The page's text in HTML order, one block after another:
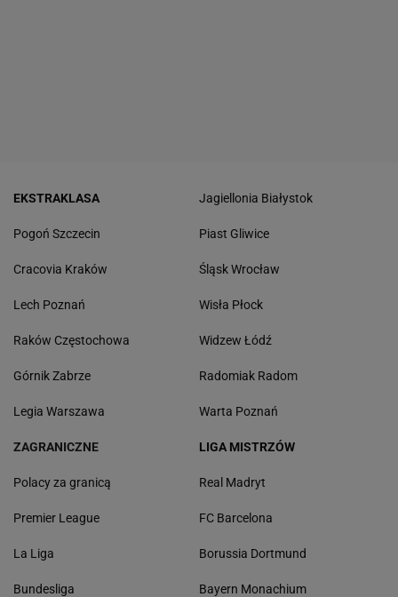
EKSTRAKLASA
Pogoń Szczecin
Cracovia Kraków
Lech Poznań
Raków Częstochowa
Górnik Zabrze
Legia Warszawa
Jagiellonia Białystok
Piast Gliwice
Śląsk Wrocław
Wisła Płock
Widzew Łódź
Radomiak Radom
Warta Poznań
ZAGRANICZNE
Polacy za granicą
Premier League
La Liga
Bundesliga
LIGA MISTRZÓW
Real Madryt
FC Barcelona
Borussia Dortmund
Bayern Monachium